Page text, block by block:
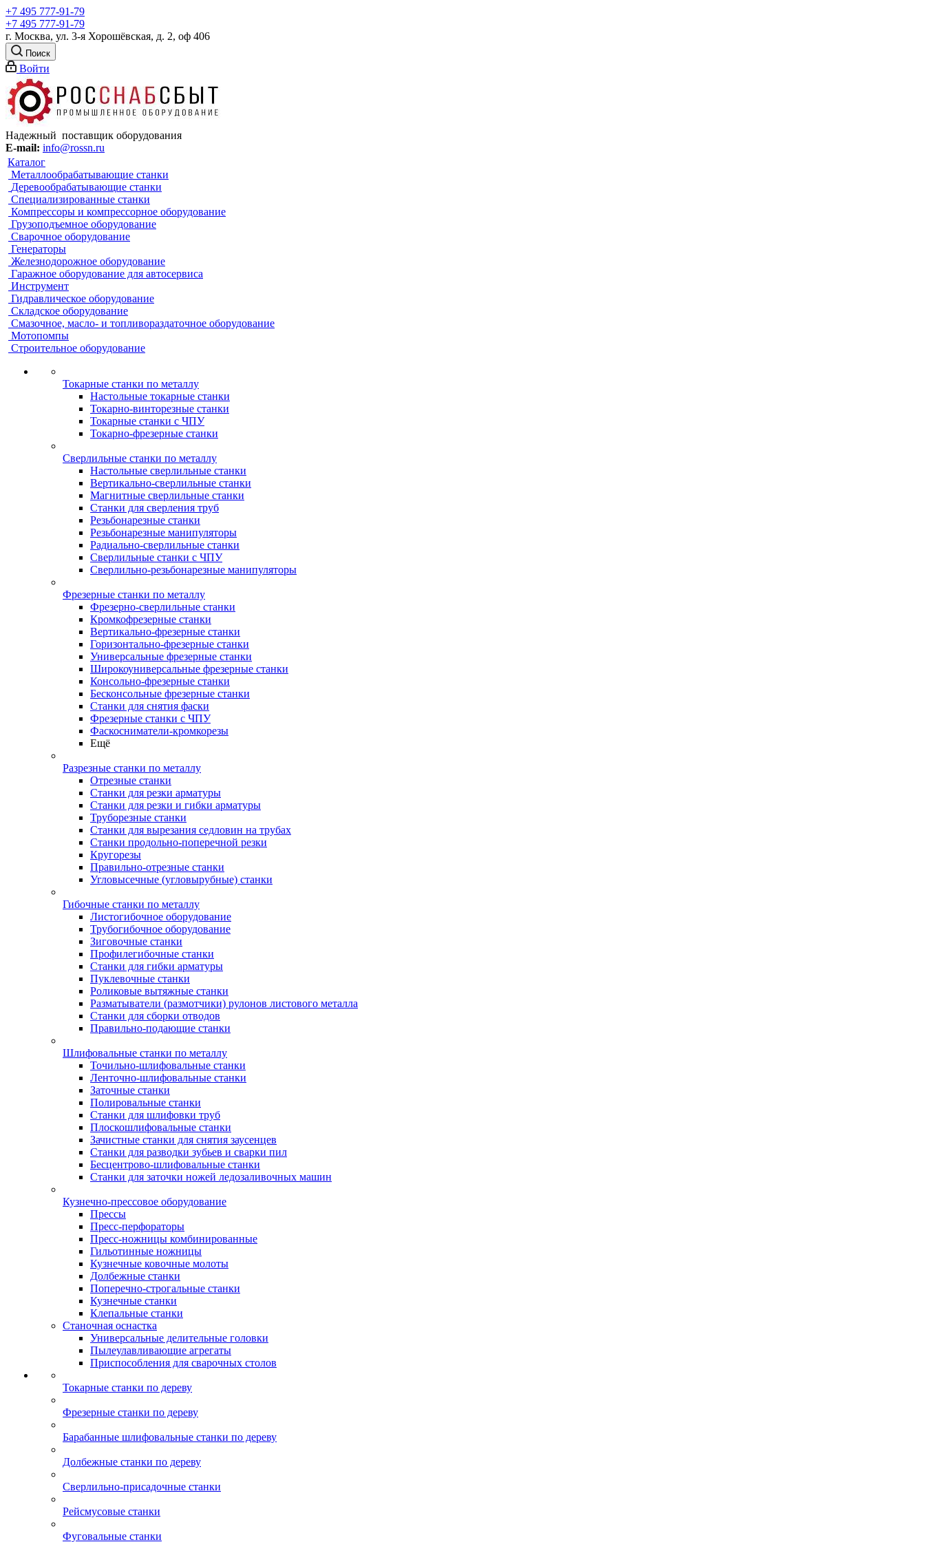
+7 495 777-91-79
+7 495 777-91-79
г. Москва, ул. 3-я Хорошёвская, д. 2, оф 406
Поиск
Войти
Надежный поставщик оборудования
E-mail: info@rossn.ru
Каталог
Металлообрабатывающие станки
Деревообрабатывающие станки
Специализированные станки
Компрессоры и компрессорное оборудование
Грузоподъемное оборудование
Сварочное оборудование
Генераторы
Железнодорожное оборудование
Гаражное оборудование для автосервиса
Инструмент
Гидравлическое оборудование
Складское оборудование
Смазочное, масло- и топливораздаточное оборудование
Мотопомпы
Строительное оборудование
Токарные станки по металлу
Настольные токарные станки
Токарно-винторезные станки
Токарные станки с ЧПУ
Токарно-фрезерные станки
Сверлильные станки по металлу
Настольные сверлильные станки
Вертикально-сверлильные станки
Магнитные сверлильные станки
Станки для сверления труб
Резьбонарезные станки
Резьбонарезные манипуляторы
Радиально-сверлильные станки
Сверлильные станки с ЧПУ
Сверлильно-резьбонарезные манипуляторы
Фрезерные станки по металлу
Фрезерно-сверлильные станки
Кромкофрезерные станки
Вертикально-фрезерные станки
Горизонтально-фрезерные станки
Универсальные фрезерные станки
Широкоуниверсальные фрезерные станки
Консольно-фрезерные станки
Бесконсольные фрезерные станки
Станки для снятия фаски
Фрезерные станки с ЧПУ
Фаскосниматели-кромкорезы
Ещё
Разрезные станки по металлу
Отрезные станки
Станки для резки арматуры
Станки для резки и гибки арматуры
Труборезные станки
Станки для вырезания седловин на трубаx
Станки продольно-поперечной резки
Кругорезы
Правильно-отрезные станки
Угловысечные (угловырубные) станки
Гибочные станки по металлу
Листогибочное оборудование
Трубогибочное оборудование
Зиговочные станки
Профилегибочные станки
Станки для гибки арматуры
Пуклевочные станки
Роликовые вытяжные станки
Разматыватели (размотчики) рулонов листового металла
Станки для сборки отводов
Правильно-подающие станки
Шлифовальные станки по металлу
Точильно-шлифовальные станки
Ленточно-шлифовальные станки
Заточные станки
Полировальные станки
Станки для шлифовки труб
Плоскошлифовальные станки
Зачистные станки для снятия заусенцев
Станки для разводки зубьев и сварки пил
Бесцентрово-шлифовальные станки
Станки для заточки ножей ледозаливочных машин
Кузнечно-прессовое оборудование
Прессы
Пресс-перфораторы
Пресс-ножницы комбинированные
Гильотинные ножницы
Кузнечные ковочные молоты
Долбежные станки
Поперечно-строгальные станки
Кузнечные станки
Клепальные станки
Станочная оснастка
Универсальные делительные головки
Пылеулавливающие агрегаты
Приспособления для сварочных столов
Токарные станки по дереву
Фрезерные станки по дереву
Барабанные шлифовальные станки по дереву
Долбежные станки по дереву
Сверлильно-присадочные станки
Рейсмусовые станки
Фуговальные станки